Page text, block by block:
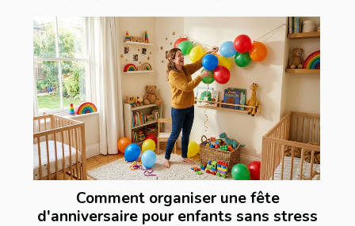
Comment organiser une fête
d'anniversaire pour enfants sans stress